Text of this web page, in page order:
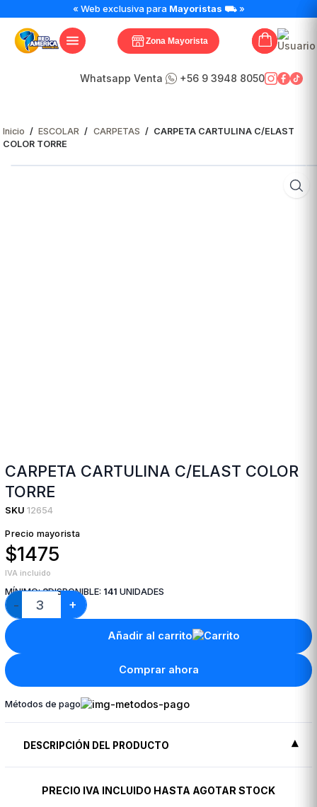
« Web exclusiva para Mayoristas ⛟ »
Zona Mayorista
Whatsapp Venta +56 9 3948 8050
Inicio / ESCOLAR / CARPETAS / CARPETA CARTULINA C/ELAST
COLOR TORRE
CARPETA CARTULINA C/ELAST COLOR
TORRE
SKU 12654
Precio mayorista
$1475
IVA incluido
MÍNIMO:3DISPONIBLE: 141 UNIDADES
−
CARTULINA
C/ELAST
COLOR
+
Añadir al carrito
Comprar ahora
Métodos de pago
DESCRIPCIÓN DEL PRODUCTO
PRECIO IVA INCLUIDO HASTA AGOTAR STOCK